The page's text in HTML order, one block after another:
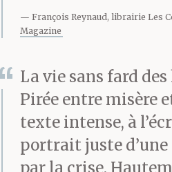
allait parler
n’avait rien dit.
Il avait pleuré
nuits à cause
Bien des nuits
François Reynaud, librairie Les
Magazine
La vie sans fard
Pirée entre misère
texte intense, à
portrait juste d’une